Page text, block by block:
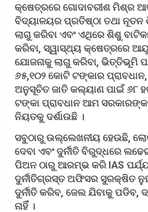
କ୍ଷେତ୍ରରେ ଗୋଦାବରୀଶ ମିଶ୍ର
ବିଦ୍ୟାଳୟର ପ୍ରତିଷ୍ଠା ତଥା ନୂତନ
ଲାଗୁ କରିବା ଏବଂ ଏଥିରେ ଶିଶୁ
କରିବା, ସ୍ୱାସ୍ଥ୍ୟ କ୍ଷେତ୍ରରେ
ଯୋଜନାକୁ ଲାଗୁ କରିବା, ଭିତ୍ତିଭୂମି
୬୫,୧୦୨ କୋଟି ଟଙ୍କାର
ଅନୁସୂଚିତ ଜାତି କଲ୍ୟାଣ ପାଇଁ ୬୮
ଟଙ୍କା ପ୍ରାବଧାନ ଆମ ସରକାରଙ୍କ
ନିୟତକୁ ଦର୍ଶାଉଛି ।
ସବୁଠାରୁ ଉଲ୍ଲେଖନୀୟ ହେଉଛି,
ଦେବା ଏବଂ ଦୁର୍ନୀତି ବିରୁଦ୍ଧରେ
ପିଅନ ଠାରୁ ଆରମ୍ଭ କରି IAS
ଦୁର୍ନୀତିଗ୍ରସ୍ତ ଅଫିସର ସୁରକ୍ଷିତ
ଦୁର୍ନୀତି କରିବ, ଜେଲ ଯିବାକୁ ପଡିବ,
ନାହିଁ ।